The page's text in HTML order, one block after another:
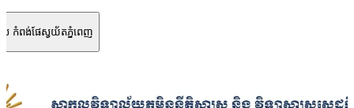
ាល កំពង់ផែស្វយ័តភ្នំពេញ